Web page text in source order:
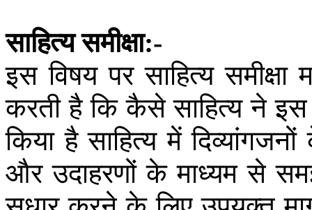
साहित्य समीक्षा:-
इस विषय पर साहित्य समीक्षा
करती है कि कैसे साहित्य ने इस
किया है साहित्य में दिव्यांगजनों
और उदाहरणों के माध्यम से